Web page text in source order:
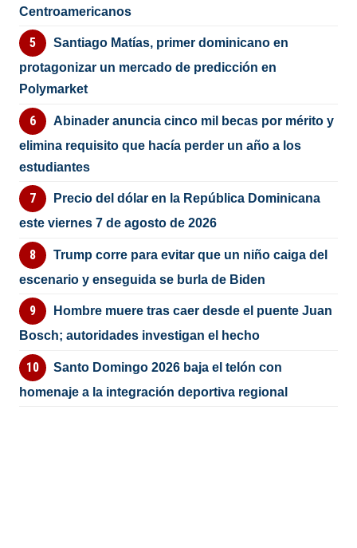
Centroamericanos
Santiago Matías, primer dominicano en
protagonizar un mercado de predicción en
Polymarket
Abinader anuncia cinco mil becas por mérito y
elimina requisito que hacía perder un año a los
estudiantes
Precio del dólar en la República Dominicana
este viernes 7 de agosto de 2026
Trump corre para evitar que un niño caiga del
escenario y enseguida se burla de Biden
Hombre muere tras caer desde el puente Juan
Bosch; autoridades investigan el hecho
Santo Domingo 2026 baja el telón con
homenaje a la integración deportiva regional